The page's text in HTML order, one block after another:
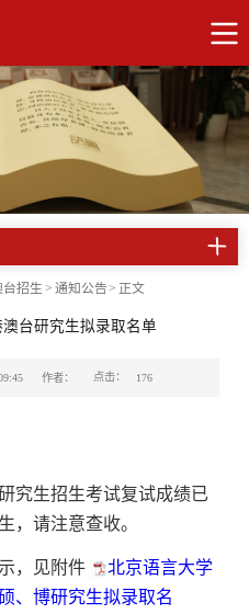
台招生 > 通知公告> 正文
台研究生拟录取名单
作者： 点击： 176
究生招生考试复试成绩已
，请注意查收。
，见附件
北京语言大学
、博研究生拟录取名